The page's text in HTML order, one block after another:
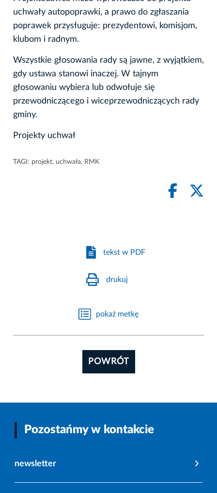
uchwały autopoprawki, a prawo do zgłaszania
poprawek przysługuje: prezydentowi, komisjom,
klubom i radnym.
Wszystkie głosowania rady są jawne, z wyjątkiem,
gdy ustawa stanowi inaczej. W tajnym
głosowaniu wybiera lub odwołuje się
przewodniczącego i wiceprzewodniczących rady
gminy.
Projekty uchwał
TAGI: projekt, uchwała, RMK
tekst w PDF
drukuj
pokaż metkę
POWRÓT
Pozostańmy w kontakcie
newsletter